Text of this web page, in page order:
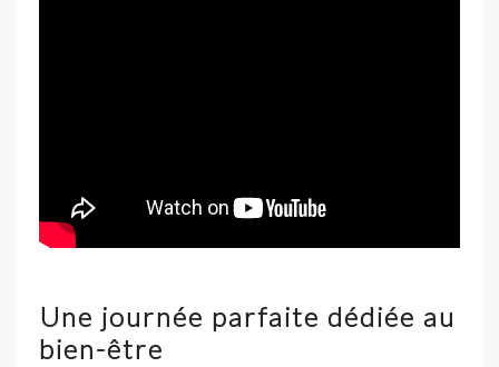
Une journée parfaite dédiée au
bien-être